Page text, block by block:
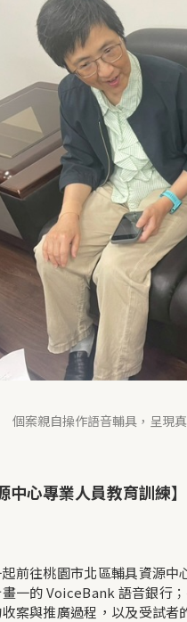
個案親自操作語音輔具，呈現
中心專業人員教育訓練】
前往桃園市北區輔具資源
一的 VoiceBank 語音銀行
案與推廣過程，以及受試者